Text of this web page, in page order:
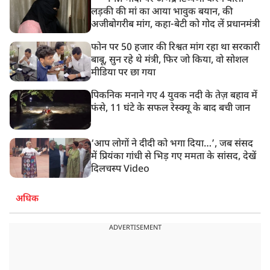
लड़की की मां का आया भावुक बयान, की
अजीबोगरीब मांग, कहा-बेटी को गोद लें प्रधानमंत्री
फोन पर 50 हजार की रिश्वत मांग रहा था सरकारी
बाबू, सुन रहे थे मंत्री, फिर जो किया, वो सोशल
मीडिया पर छा गया
पिकनिक मनाने गए 4 युवक नदी के तेज़ बहाव में
फंसे, 11 घंटे के सफल रेस्क्यू के बाद बची जान
‘आप लोगों ने दीदी को भगा दिया…’, जब संसद
में प्रियंका गांधी से भिड़ गए ममता के सांसद, देखें
दिलचस्प Video
अधिक
ADVERTISEMENT